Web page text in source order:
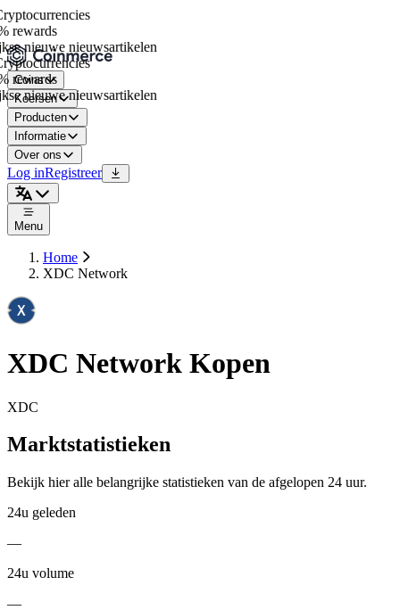
rewards
nieuwe nieuwsartikelen
rewards
nieuwe nieuwsartikelen
Coins
Koersen
Producten
Informatie
Over ons
Log inRegistreer
Menu
Home
XDC Network
XDC Network Kopen
XDC
Marktstatistieken
Bekijk hier alle belangrijke statistieken van de afgelopen 24 uur.
24u geleden
—
24u volume
—